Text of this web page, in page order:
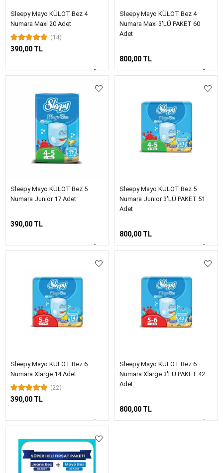
Sleepy Mayo KÜLOT Bez 4
Numara Maxi 20 Adet
(14)
390,00 TL
Sleepy Mayo KÜLOT Bez 4
Numara Maxi 3'LÜ PAKET 60
Adet
800,00 TL
Sleepy Mayo KÜLOT Bez 5
Numara Junior 17 Adet
390,00 TL
Sleepy Mayo KÜLOT Bez 5
Numara Junior 3'LÜ PAKET 51
Adet
800,00 TL
Sleepy Mayo KÜLOT Bez 6
Numara Xlarge 14 Adet
(22)
390,00 TL
Sleepy Mayo KÜLOT Bez 6
Numara Xlarge 3'LÜ PAKET 42
Adet
800,00 TL